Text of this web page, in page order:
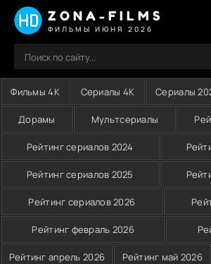
ZONA-FILMS
ФИЛЬМЫ ИЮНЯ 2026
Фильмы 4K Сериалы 4K Сериалы
Дорамы Мультсериалы
Рейтинг сериалов 2024
Рейтинг сериалов 2025
Рейтинг сериалов 2026
Рейтинг февраль 2026
Рейтинг апрель 2026 Рейтинг май 2026